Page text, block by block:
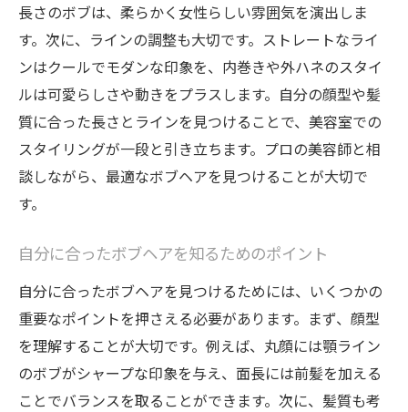
長さのボブは、柔らかく女性らしい雰囲気を演出しま
す。次に、ラインの調整も大切です。ストレートなライ
ンはクールでモダンな印象を、内巻きや外ハネのスタイ
ルは可愛らしさや動きをプラスします。自分の顔型や髪
質に合った長さとラインを見つけることで、美容室での
スタイリングが一段と引き立ちます。プロの美容師と相
談しながら、最適なボブヘアを見つけることが大切で
す。
自分に合ったボブヘアを知るためのポイント
自分に合ったボブヘアを見つけるためには、いくつかの
重要なポイントを押さえる必要があります。まず、顔型
を理解することが大切です。例えば、丸顔には顎ライン
のボブがシャープな印象を与え、面長には前髪を加える
ことでバランスを取ることができます。次に、髪質も考